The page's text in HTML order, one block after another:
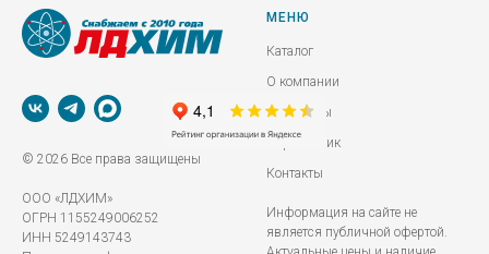
© 2026 Все права защищены
ООО «ЛДХИМ»
ОГРН 1155249006252
ИНН 5249143743
МЕНЮ
Каталог
О компании
Реквизиты
Справочник
Контакты
Информация на сайте не
является публичной офертой.